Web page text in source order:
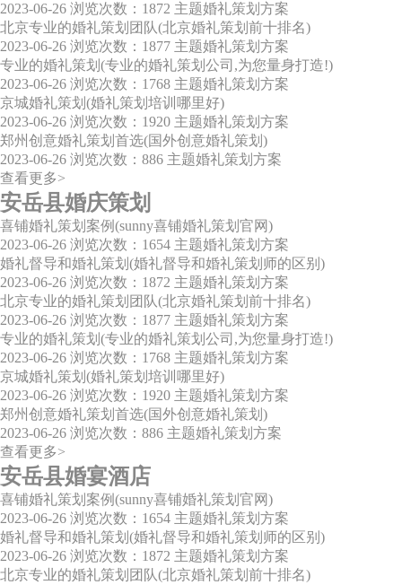
2023-06-26 浏览次数：1872 主题婚礼策划方案
北京专业的婚礼策划团队(北京婚礼策划前十排名)
2023-06-26 浏览次数：1877 主题婚礼策划方案
专业的婚礼策划(专业的婚礼策划公司,为您量身打造!)
2023-06-26 浏览次数：1768 主题婚礼策划方案
京城婚礼策划(婚礼策划培训哪里好)
2023-06-26 浏览次数：1920 主题婚礼策划方案
郑州创意婚礼策划首选(国外创意婚礼策划)
2023-06-26 浏览次数：886 主题婚礼策划方案
查看更多>
安岳县婚庆策划
喜铺婚礼策划案例(sunny喜铺婚礼策划官网)
2023-06-26 浏览次数：1654 主题婚礼策划方案
婚礼督导和婚礼策划(婚礼督导和婚礼策划师的区别)
2023-06-26 浏览次数：1872 主题婚礼策划方案
北京专业的婚礼策划团队(北京婚礼策划前十排名)
2023-06-26 浏览次数：1877 主题婚礼策划方案
专业的婚礼策划(专业的婚礼策划公司,为您量身打造!)
2023-06-26 浏览次数：1768 主题婚礼策划方案
京城婚礼策划(婚礼策划培训哪里好)
2023-06-26 浏览次数：1920 主题婚礼策划方案
郑州创意婚礼策划首选(国外创意婚礼策划)
2023-06-26 浏览次数：886 主题婚礼策划方案
查看更多>
安岳县婚宴酒店
喜铺婚礼策划案例(sunny喜铺婚礼策划官网)
2023-06-26 浏览次数：1654 主题婚礼策划方案
婚礼督导和婚礼策划(婚礼督导和婚礼策划师的区别)
2023-06-26 浏览次数：1872 主题婚礼策划方案
北京专业的婚礼策划团队(北京婚礼策划前十排名)